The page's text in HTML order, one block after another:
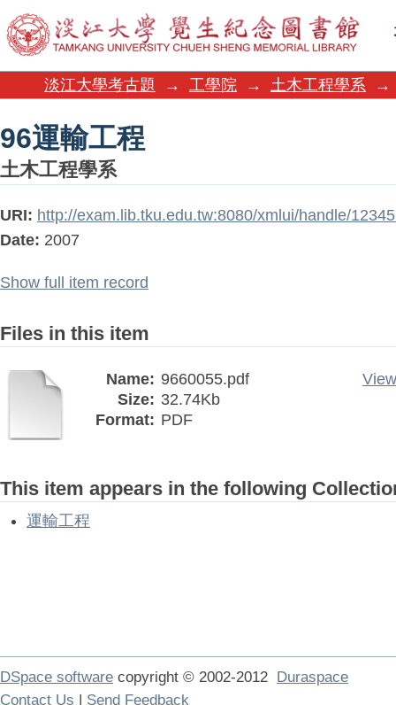
96運輸工程
淡江大學考古題 → 工學院 → 土木工程學系 →
96運輸工程
土木工程學系
URI: http://exam.lib.tku.edu.tw:8080/xmlui/handle/
Date: 2007
Show full item record
Files in this item
Name: 9660055.pdf
Size: 32.74Kb
Format: PDF
This item appears in the following
運輸工程
DSpace software copyright © 2002-2012 Duraspace
Contact Us | Send Feedback